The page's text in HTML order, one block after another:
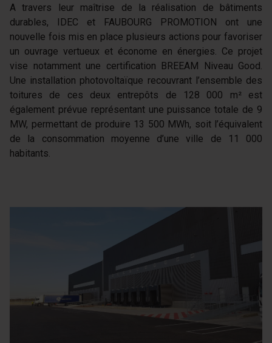
A travers leur maîtrise de la réalisation de bâtiments
durables, IDEC et FAUBOURG PROMOTION ont une
nouvelle fois mis en place plusieurs actions pour favoriser
un ouvrage vertueux et économe en énergies. Ce projet
vise notamment une certification BREEAM Niveau Good.
Une installation photovoltaïque recouvrant l’ensemble des
toitures de ces deux entrepôts de 128 000 m² est
également prévue représentant une puissance totale de 9
MW, permettant de produire 13 500 MWh, soit l’équivalent
de la consommation moyenne d’une ville de 11 000
habitants.